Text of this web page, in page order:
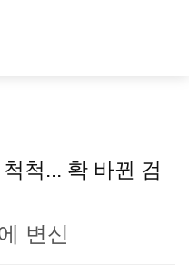
척... 확 바뀐 검
변신